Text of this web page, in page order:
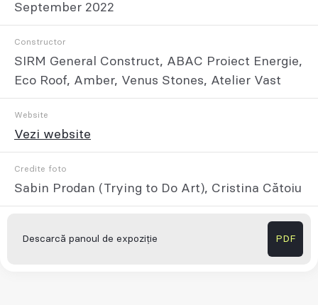
September 2022
Constructor
SIRM General Construct, ABAC Proiect Energie,
Eco Roof, Amber, Venus Stones, Atelier Vast
Website
Vezi website
Credite foto
Sabin Prodan (Trying to Do Art), Cristina Cătoiu
Descarcă panoul de expoziție PDF